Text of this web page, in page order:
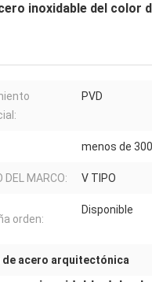
inoxidable del color
PVD
menos de
DEL MARCO: V TIPO
orden:
Disponible
de acero arquitectónica